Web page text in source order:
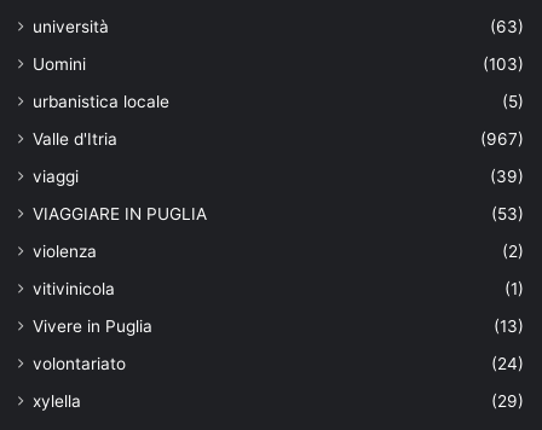
università
(63)
Uomini
(103)
urbanistica locale
(5)
Valle d'Itria
(967)
viaggi
(39)
VIAGGIARE IN PUGLIA
(53)
violenza
(2)
vitivinicola
(1)
Vivere in Puglia
(13)
volontariato
(24)
xylella
(29)